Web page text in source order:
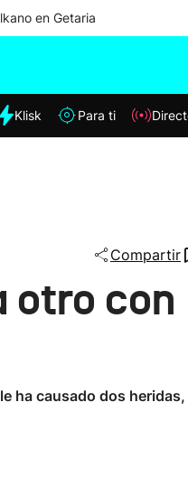
en Getaria
Klisk Para ti
Compartir
otro con
ha causado dos